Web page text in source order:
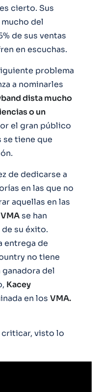
cierto. Sus
del
de sus ventas
en escuchas.
problema
a nominarles
dista mucho
o un
el gran público
se tiene que
de dedicarse a
en las que no
aquellas en las
VMAse han
su éxito.
entrega de
no tiene
ganadora del
Kacey
en los VMA.
criticar, visto lo